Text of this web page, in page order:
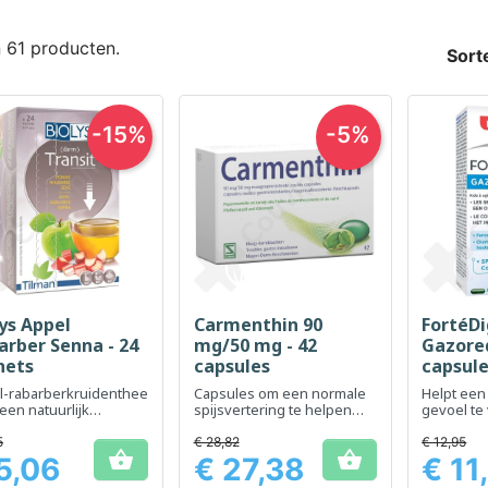
61 producten.
Snel bekijken
Appel
Senna - 24
rabarberkruidenthee
natuurlijk

-15%
Snel bekijken
Carmenthin 90
mg/50 mg - 42
capsules
Capsules om een ​​normale
spijsvertering te helpen
opgeblazen gevoel te
verlichten
Prijs
€ 28,82
€ 27,38 
-5%

Helpt
gevoel te
Prijs
€ 12,95
€